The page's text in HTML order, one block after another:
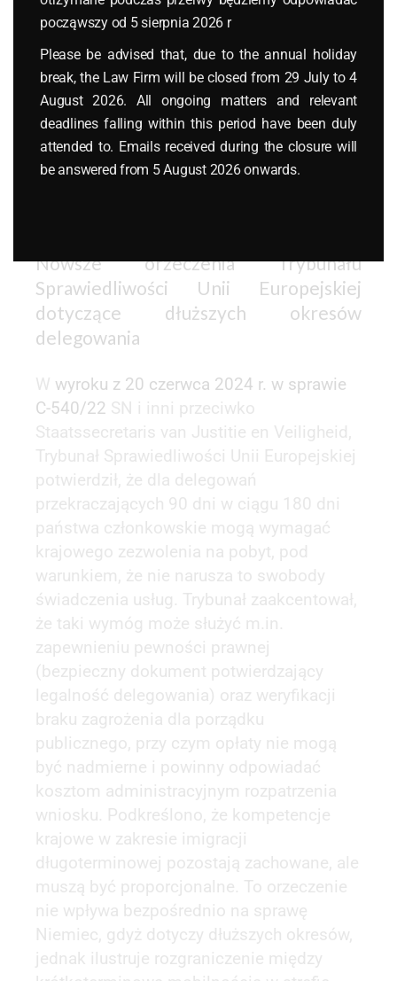
środki kontrolne służące weryfikacji
legalności delegowania. Orzeczenie to
stanowi kluczowy punkt odniesienia dla
oceny, czy dodatkowy etap wizowy jest
środkiem proporcjonalnym, czy też
nieuzasadnioną barierą dla swobody
świadczenia usług – i w tym sensie jest
Nowsze orzeczenia Trybunału
Sprawiedliwości Unii Europejskiej
dotyczące dłuższych okresów
delegowania
W wyroku z 20 czerwca 2024 r. w sprawie
C-540/22 SN i inni przeciwko
Staatssecretaris van Justitie en Veiligheid,
Trybunał Sprawiedliwości Unii Europejskiej
potwierdził, że dla delegowań
przekraczających 90 dni w ciągu 180 dni
państwa członkowskie mogą wymagać
krajowego zezwolenia na pobyt, pod
warunkiem, że nie narusza to swobody
świadczenia usług. Trybunał zaakcentował,
że taki wymóg może służyć m.in.
zapewnieniu pewności prawnej
(bezpieczny dokument potwierdzający
legalność delegowania) oraz weryfikacji
braku zagrożenia dla porządku
publicznego, przy czym opłaty nie mogą
być nadmierne i powinny odpowiadać
kosztom administracyjnym rozpatrzenia
wniosku. Podkreślono, że kompetencje
krajowe w zakresie imigracji
długoterminowej pozostają zachowane, ale
muszą być proporcjonalne. To orzeczenie
nie wpływa bezpośrednio na sprawę
Niemiec, gdyż dotyczy dłuższych okresów,
jednak ilustruje rozgraniczenie między
począwszy od 5 sierpnia 2026 r
Please be advised that, due to the annual holiday
break, the Law Firm will be closed from 29 July to 4
August 2026. All ongoing matters and relevant
deadlines falling within this period have been duly
attended to. Emails received during the closure will
be answered from 5 August 2026 onwards.